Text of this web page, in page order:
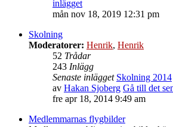
inlägget
mån nov 18, 2019 12:31 pm
Skolning
Moderatorer: Henrik, Henrik
52 Trådar
243 Inlägg
Senaste inlägget Skolning 2014
av Hakan Sjoberg Gå till det
fre apr 18, 2014 9:49 am
Medlemmarnas flygbilder